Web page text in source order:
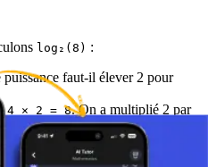
log₂(8) :
faut-il élever 2 pour
4 × 2 = 8. On a multiplié 2 par
3